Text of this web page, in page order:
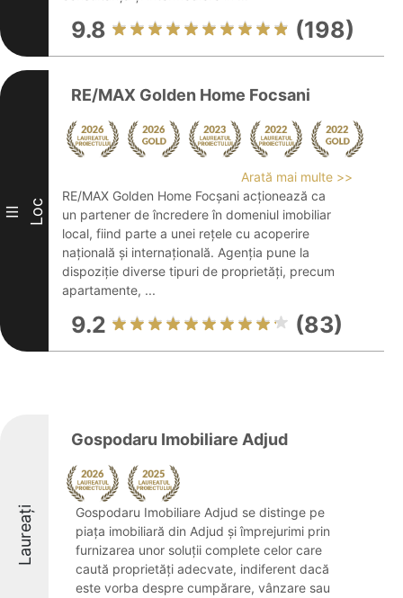
9.8 (198)
III Loc
RE/MAX Golden Home Focsani
Arată mai multe >>
RE/MAX Golden Home Focșani acționează ca
un partener de încredere în domeniul imobiliar
local, fiind parte a unei rețele cu acoperire
națională și internațională. Agenția pune la
dispoziție diverse tipuri de proprietăți, precum
apartamente, ...
9.2 (83)
Laureați
Gospodaru Imobiliare Adjud
Gospodaru Imobiliare Adjud se distinge pe
piața imobiliară din Adjud și împrejurimi prin
furnizarea unor soluții complete celor care
caută proprietăți adecvate, indiferent dacă
este vorba despre cumpărare, vânzare sau